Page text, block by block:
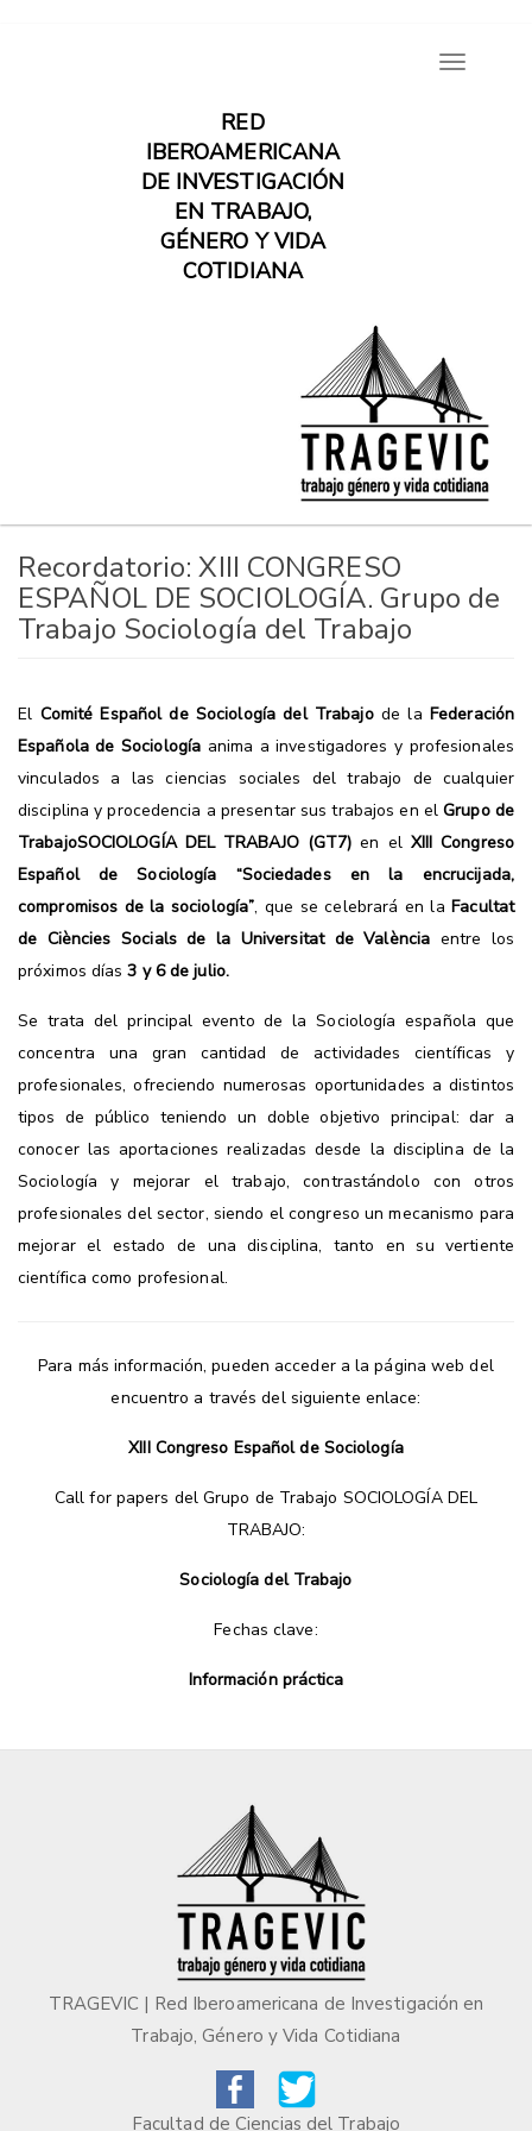
RED
IBEROAMERICANA
DE INVESTIGACIÓN
EN TRABAJO,
GÉNERO Y VIDA
COTIDIANA
Toggle
Recordatorio: XIII CONGRESO
ESPAÑOL DE SOCIOLOGÍA. Grupo de
Trabajo Sociología del Trabajo
El Comité Español de Sociología del Trabajode laFederación
Española de Sociología anima a investigadores y profesionales
vinculados a las ciencias sociales del trabajo de cualquier
disciplina y procedencia a presentar sus trabajos en elGrupo de
TrabajoSOCIOLOGÍA DEL TRABAJO (GT7) en el XIII Congreso
Español de Sociología “Sociedades en la encrucijada,
compromisos de la sociología”, que se celebrará en la Facultat
de Ciències Socials de la Universitat de València entre los
próximos días3 y 6 de julio.
Se trata del principal evento de la Sociología española que
concentra una gran cantidad de actividades científicas y
profesionales, ofreciendo numerosas oportunidades a distintos
tipos de público teniendo un doble objetivo principal: dar a
conocer las aportaciones realizadas desde la disciplina de la
Sociología y mejorar el trabajo, contrastándolo con otros
profesionales del sector, siendo el congreso un mecanismo para
mejorar el estado de una disciplina, tanto en su vertiente
científica como profesional.
Para más información, pueden acceder a la página web del
encuentro a través del siguiente enlace:
XIII Congreso Español de Sociología
Call for papers del Grupo de Trabajo SOCIOLOGÍA DEL
TRABAJO:
Sociología del Trabajo
Fechas clave:
Información práctica
TRAGEVIC | Red Iberoamericana de Investigación en
Trabajo, Género y Vida Cotidiana
Facultad de Ciencias del Trabajo